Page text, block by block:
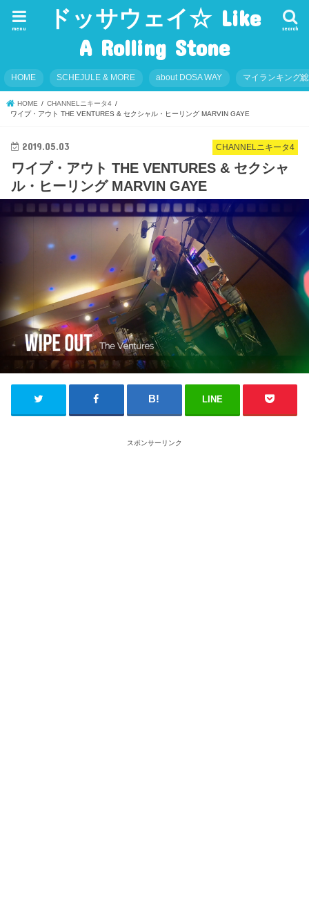
ドッサウェイ☆ Like
A Rolling Stone
search
menu
HOME SCHEJULE & MORE about DOSA WAY マイランキング
HOME
CHANNELニキータ4
ワイプ・アウト THE VENTURES & セクシャル・ヒーリング MARVIN GAYE
CHANNELニキータ4
2019.05.03
ワイプ・アウト THE VENTURES & セクシャ
ル・ヒーリング MARVIN GAYE
LINE
スポンサーリンク